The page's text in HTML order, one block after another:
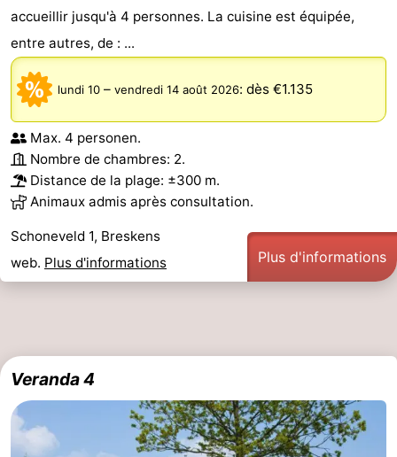
accueillir jusqu'à 4 personnes. La cuisine est équipée,
entre autres, de : ...
lundi 10 – vendredi 14 août 2026: dès €1.135
Max. 4 personen.
Nombre de chambres: 2.
Distance de la plage: ±300 m.
Animaux admis après consultation.
Schoneveld 1, Breskens
web. Plus d'informations Plus d'informations
Veranda 4